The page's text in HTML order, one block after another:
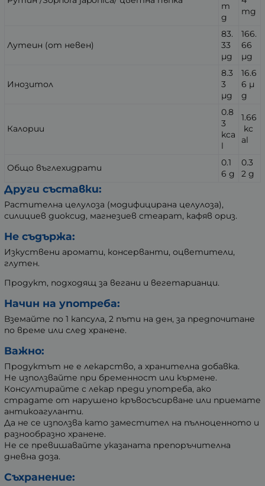
m
g
mg
Лутеин (от невен)
83.
33
µg
166.
66
µg
Инозитол
8.3
3
µg
16.6
6 µ
g
Калории
0.8
3
kca
l
1.66
kc
al
Общо въглехидрати
0.1
6 g
0.3
2 g
Други съставки:
Растителна целулоза (модифицирана целулоза),
силициев диоксид, магнезиев стеарат, кафяв ориз.
Не съдържа:
Изкуствени аромати, консерванти, оцветители,
глутен.
Продукт, подходящ за вегани и вегетарианци.
Начин на употреба:
Вземайте по 1 капсула, 2 пъти на ден, за предпочитане
по време или след хранене.
Важно:
Продуктът не е лекарство, а хранителна добавка.
Не използвайте при бременност или кърмене.
Консултирайте с лекар преди употреба, ако
страдате от нарушено кръвосъсирване или приемате
антикоагуланти.
Да не се използва като заместител на пълноценното и
разнообразно хранене.
Не се превишавайте указаната препоръчителна
дневна доза.
Съхранение: